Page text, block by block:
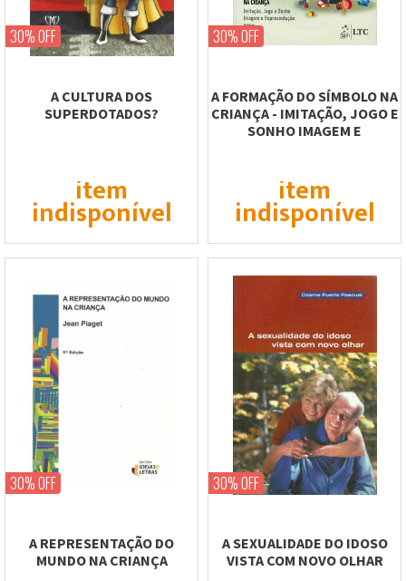
30% OFF
A CULTURA DOS
SUPERDOTADOS?
item
indisponível
30% OFF
A FORMAÇÃO DO SÍMBOLO NA
CRIANÇA - IMITAÇÃO, JOGO E
SONHO IMAGEM E
item
indisponível
30% OFF
A REPRESENTAÇÃO DO
MUNDO NA CRIANÇA
30% OFF
A SEXUALIDADE DO IDOSO
VISTA COM NOVO OLHAR